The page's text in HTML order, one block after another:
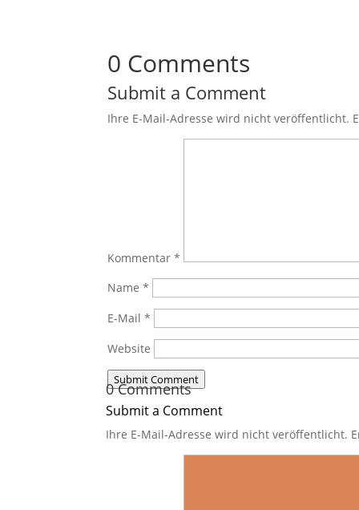
0 Comments
Submit a Comment
Ihre E-Mail-Adresse wird nicht veröffentlicht.
Kommentar*
Name*
E-Mail*
Website
Submit Comment
0 Comments
Submit a Comment
Ihre E-Mail-Adresse wird nicht veröffentlicht.